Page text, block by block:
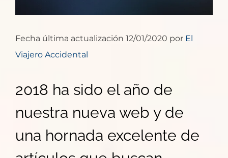
Fecha última actualización 12/01/2020 por El
Viajero Accidental
2018 ha sido el año de
nuestra nueva web y de
una hornada excelente de